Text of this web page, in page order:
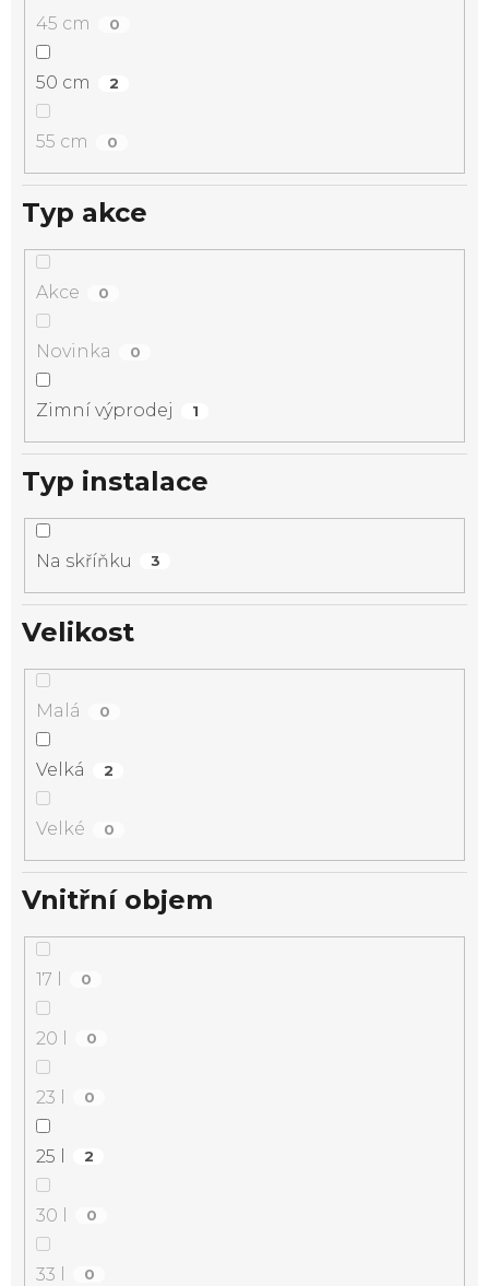
45 cm 0
50 cm 2
55 cm 0
Typ akce
Akce 0
Novinka 0
Zimní výprodej 1
Typ instalace
Na skříňku 3
Velikost
Malá 0
Velká 2
Velké 0
Vnitřní objem
17 l 0
20 l 0
23 l 0
25 l 2
30 l 0
33 l 0